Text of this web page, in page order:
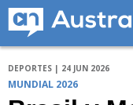
DEPORTES | 24 JUN 2026
MUNDIAL 2026